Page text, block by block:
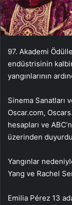
97. Akademi
endüstrisinin
yangınlarının
Sinema Sanatları
Oscar.com,
hesapları ve
üzerinden
Yangınlar
Yang ve Rachel
Emilia Pérez 13